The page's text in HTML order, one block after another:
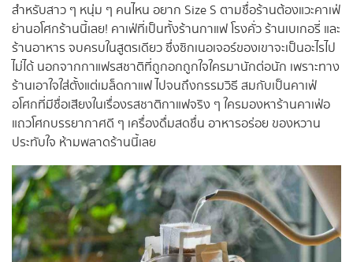
สำหรับสาว ๆ หนุ่ม ๆ คนไหน อยาก Size S ตามชื่อร้านต้องแวะคาเฟ่
ย่านอโศกร้านนี้เลย! คาเฟ่ที่เป็นทั้งร้านกาแฟ โรงคั่ว ร้านเบเกอรี่ และ
ร้านอาหาร จบครบในสูตรเดียว ซึ่งซิกเนอเจอร์ของเขาจะเป็นอะไรไป
ไม่ได้ นอกจากกาแฟรสชาติที่ถูกอกถูกใจใครมานักต่อนัก เพราะทาง
ร้านเอาใจใส่ตั้งแต่เมล็ดกาแฟ ไปจนถึงกรรมวิธี สมกับเป็นคาเฟ่
อโศกที่มีชื่อเสียงในเรื่องรสชาติกาแฟจริง ๆ ใครมองหาร้านคาเฟ่อ
แถวโศกบรรยากาศดี ๆ เครื่องดื่มสดชื่น อาหารอร่อย ของหวาน
ประทับใจ ห้ามพลาดร้านนี้เลย